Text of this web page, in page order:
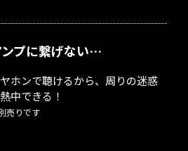
プに繋げない…
ホンで聴けるから、周りの迷惑
中できる！
売りです